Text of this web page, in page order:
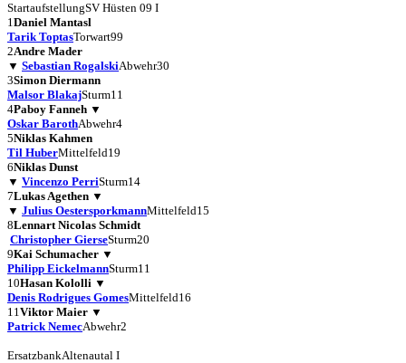
StartaufstellungSV Hüsten 09 I
1Daniel Mantasl
Tarik ToptasTorwart99
2Andre Mader
▼ Sebastian RogalskiAbwehr30
3Simon Diermann
Malsor BlakajSturm11
4Paboy Fanneh ▼
Oskar BarothAbwehr4
5Niklas Kahmen
Til HuberMittelfeld19
6Niklas Dunst
▼ Vincenzo PerriSturm14
7Lukas Agethen ▼
▼ Julius OestersporkmannMittelfeld15
8Lennart Nicolas Schmidt
Christopher GierseSturm20
9Kai Schumacher ▼
Philipp EickelmannSturm11
10Hasan Kololli ▼
Denis Rodrigues GomesMittelfeld16
11Viktor Maier ▼
Patrick NemecAbwehr2
ErsatzbankAltenautal I